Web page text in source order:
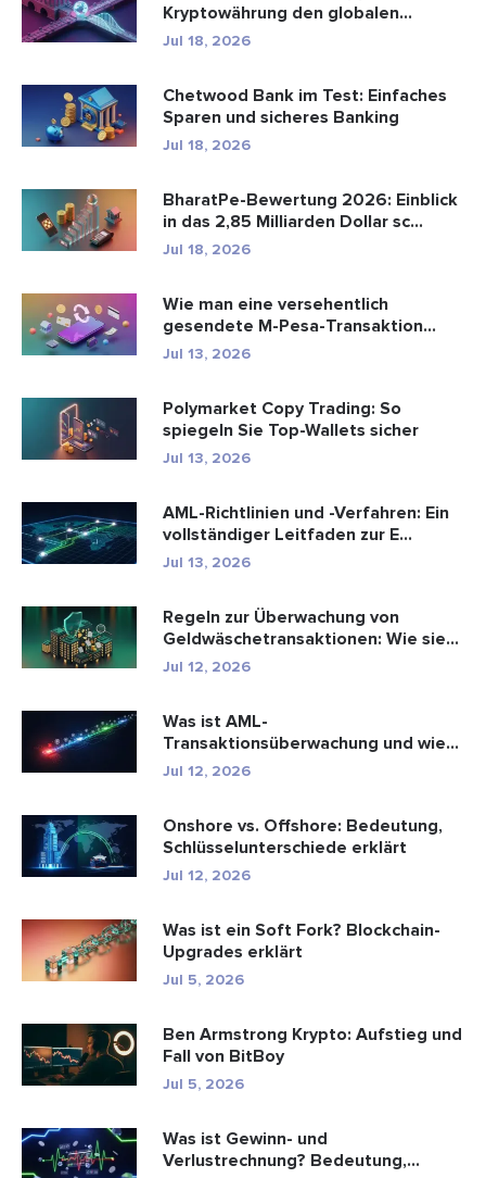
Kryptowährung den globalen
Zahlungsve...
Jul 18, 2026
Chetwood Bank im Test: Einfaches
Sparen und sicheres Banking
Jul 18, 2026
BharatPe-Bewertung 2026: Einblick
in das 2,85 Milliarden Dollar sc...
Jul 18, 2026
Wie man eine versehentlich
gesendete M-Pesa-Transaktion
rückgäng...
Jul 13, 2026
Polymarket Copy Trading: So
spiegeln Sie Top-Wallets sicher
Jul 13, 2026
AML-Richtlinien und -Verfahren: Ein
vollständiger Leitfaden zur E...
Jul 13, 2026
Regeln zur Überwachung von
Geldwäschetransaktionen: Wie sie
Fina...
Jul 12, 2026
Was ist AML-
Transaktionsüberwachung und wie
funktioniert sie?
Jul 12, 2026
Onshore vs. Offshore: Bedeutung,
Schlüsselunterschiede erklärt
Jul 12, 2026
Was ist ein Soft Fork? Blockchain-
Upgrades erklärt
Jul 5, 2026
Ben Armstrong Krypto: Aufstieg und
Fall von BitBoy
Jul 5, 2026
Was ist Gewinn- und
Verlustrechnung? Bedeutung,